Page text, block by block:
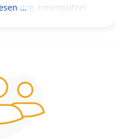
Innenputze)
…